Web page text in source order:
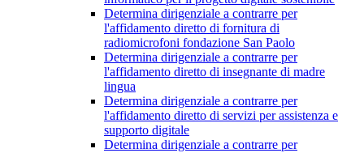
Determina dirigenziale a contrarre per
l'affidamento diretto di fornitura di
radiomicrofoni fondazione San Paolo
Determina dirigenziale a contrarre per
l'affidamento diretto di insegnante di madre
lingua
Determina dirigenziale a contrarre per
l'affidamento diretto di servizi per assistenza e
supporto digitale
Determina dirigenziale a contrarre per